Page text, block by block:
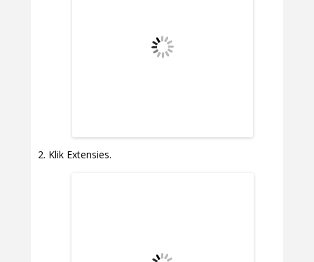
Klik Extensies.